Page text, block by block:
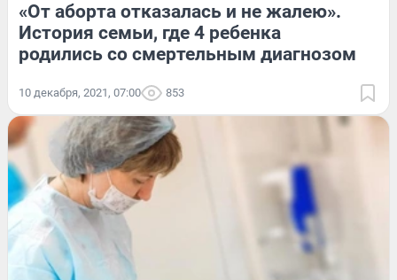
«От аборта отказалась и не жалею».
История семьи, где 4 ребенка
родились со смертельным диагнозом
10 декабря, 2021, 07:00 853